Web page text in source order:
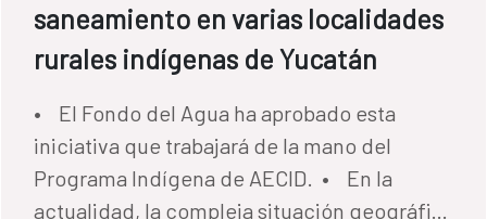
saneamiento en varias localidades
rurales indígenas de Yucatán
• El Fondo del Agua ha aprobado esta
iniciativa que trabajará de la mano del
Programa Indígena de AECID. • En la
actualidad, la compleja situación geográfica